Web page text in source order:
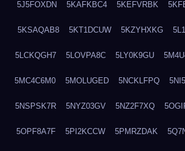
5J5FOXDN 5KAFKBC4 5KEFVRBK
5KSAQAB8 5KT1DCUW 5KZYHXKG
5LCKQGH7 5LOVPA8C 5LY0K9GU
5MC4C6M0 5MOLUGED 5NCKLFPQ
5NSPSK7R 5NYZ03GV 5NZ2F7XQ
5OPF8A7F 5PI2KCCW 5PMRZDAK